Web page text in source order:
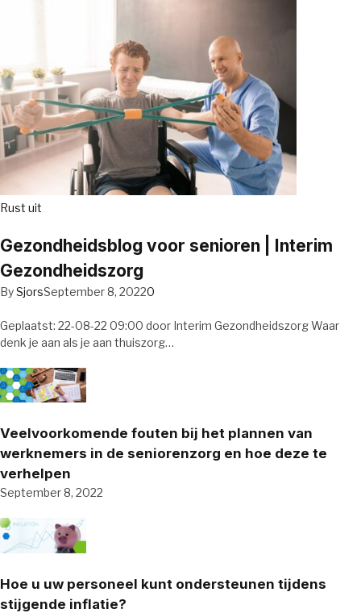
Rust uit
Gezondheidsblog voor senioren | Interim
Gezondheidszorg
BySjorsSeptember 8, 20220
Geplaatst: 22-08-22 09:00 door Interim Gezondheidszorg Waar
denk je aan als je aan thuiszorg…
Veelvoorkomende fouten bij het plannen van
werknemers in de seniorenzorg en hoe deze te
verhelpen
September 8, 2022
Hoe u uw personeel kunt ondersteunen tijdens
stijgende inflatie?